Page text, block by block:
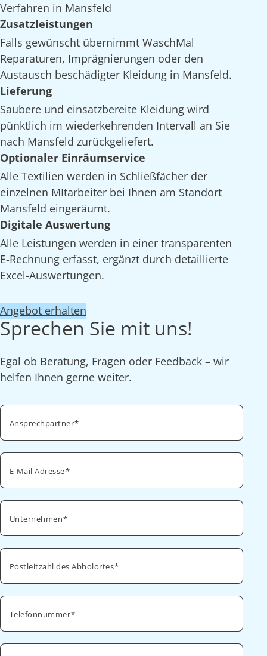
Verfahren in Mansfeld
Zusatzleistungen
Falls gewünscht übernimmt WaschMal
Reparaturen, Imprägnierungen oder den
Austausch beschädigter Kleidung in Mansfeld.
Lieferung
Saubere und einsatzbereite Kleidung wird
pünktlich im wiederkehrenden Intervall an Sie
nach Mansfeld zurückgeliefert.
Optionaler Einräumservice
Alle Textilien werden in Schließfächer der
einzelnen MItarbeiter bei Ihnen am Standort
Mansfeld eingeräumt.
Digitale Auswertung
Alle Leistungen werden in einer transparenten
E-Rechnung erfasst, ergänzt durch detaillierte
Excel-Auswertungen.
Angebot erhalten
Sprechen Sie mit uns!
Egal ob Beratung, Fragen oder Feedback – wir
helfen Ihnen gerne weiter.
Ansprechpartner
E-Mail Adresse
Unternehmen
Postleitzahl des Abholortes
Telefonnummer